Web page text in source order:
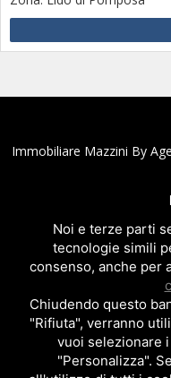
Immobiliare Mazzini By
Affitti e Vendite
mare al
Via Mare Adriatico, 9 -
C.F. e P.IVA
Tel.+39
Privacy policy|
Sito
Noi e terze parti
tecnologie simili
consenso, anche per
Chiudendo questo
"Rifiuta", verranno
vuoi selezionare
"Personalizza".